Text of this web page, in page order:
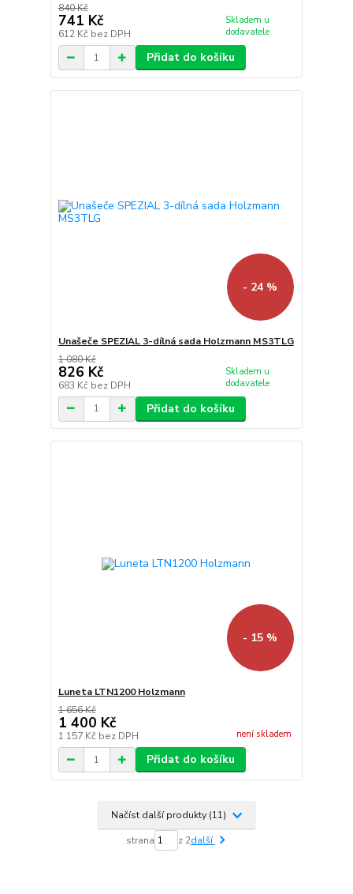
840 Kč
741 Kč
612 Kč bez DPH
Skladem u
dodavatele
Přidat do košíku
- 24 %
Unašeče SPEZIAL 3-dílná sada Holzmann MS3TLG
1 080 Kč
826 Kč
683 Kč bez DPH
Skladem u
dodavatele
Přidat do košíku
- 15 %
Luneta LTN1200 Holzmann
1 656 Kč
1 400 Kč
1 157 Kč bez DPH není skladem
Přidat do košíku
Načíst další produkty (11)
strana z 2další